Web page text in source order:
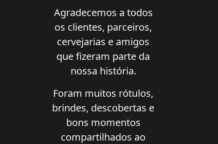
Agradecemos a todos
os clientes, parceiros,
cervejarias e amigos
que fizeram parte da
nossa história.
Foram muitos rótulos,
brindes, descobertas e
bons momentos
compartilhados ao